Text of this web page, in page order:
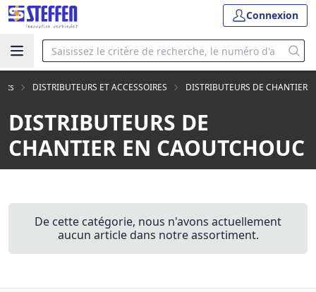
Connexion
DISTRIBUTEURS ET ACCESSOIRES DISTRIBUTEURS DE CHANTIER
DISTRIBUTEURS DE
CHANTIER EN CAOUTCHOUC
De cette catégorie, nous n'avons actuellement
aucun article dans notre assortiment.